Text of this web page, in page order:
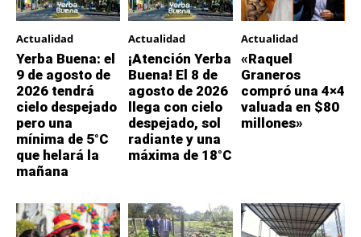
Actualidad
Yerba Buena: el
9 de agosto de
2026 tendrá
cielo despejado
pero una
mínima de 5°C
que helará la
mañana
Actualidad
¡Atención Yerba
Buena! El 8 de
agosto de 2026
llega con cielo
despejado, sol
radiante y una
máxima de 18°C
Actualidad
«Raquel
Graneros
compró una 4×4
valuada en $80
millones»